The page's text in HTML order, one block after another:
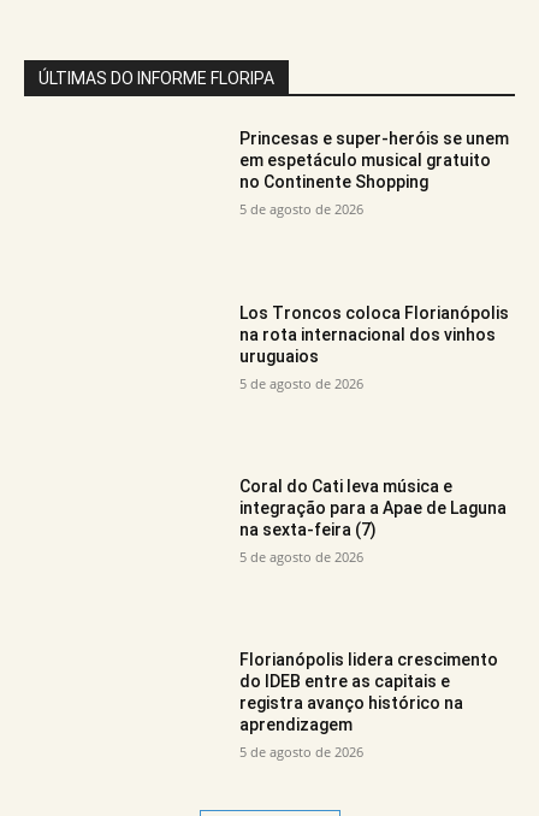
ÚLTIMAS DO INFORME FLORIPA
Princesas e super-heróis se unem
em espetáculo musical gratuito
no Continente Shopping
5 de agosto de 2026
Los Troncos coloca Florianópolis
na rota internacional dos vinhos
uruguaios
5 de agosto de 2026
Coral do Cati leva música e
integração para a Apae de Laguna
na sexta-feira (7)
5 de agosto de 2026
Florianópolis lidera crescimento
do IDEB entre as capitais e
registra avanço histórico na
aprendizagem
5 de agosto de 2026